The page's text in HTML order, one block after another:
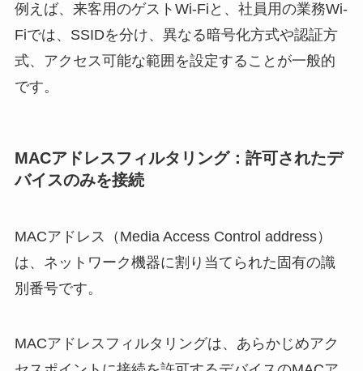
例えば、来客用のゲストWi-Fiと、社員用の業務Wi-
Fiでは、SSIDを分け、異なる暗号化方式や認証方
式、アクセス可能な範囲を設定することが一般的
です。
MACアドレスフィルタリング：許可されたデ
バイスのみを接続
MACアドレス（Media Access Control address）
は、ネットワーク機器に割り当てられた固有の識
別番号です。
MACアドレスフィルタリングは、あらかじめアク